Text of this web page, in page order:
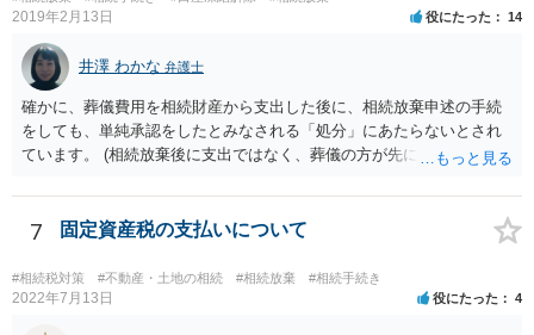
で相続する際は、4800万円が非課税枠となります。 そうすると、母が
亡くなってから相続すると、両親のどちらかが亡くなってから相続す
るより非課税の枠が減少します。 計画的に相続をするのがおすすめと
いうことになります。これ以外にも気をつける点はあるかもしれませ
んので、一度相談して想定するのがおすすめと思います。
2019年2月13日 役にたった 14
井澤 わかな 弁護士
確かに、葬儀費用を相続財産から支出した後に、相続放棄申述の手続
をしても、単純承認をしたとみなされる「処分」にあたらないとされ
ています。 (相続放棄後に支出ではなく、葬儀の方が先に来るのが通常
述の手続ということだと思いますが) ただ、葬儀費用ならいくらでもよ
いということではなく、身分相応の、社会的儀式として当然認められ
る程度の金額に留まると考えた方がよいです。 もし、相続人の皆さん
に葬儀費用を支出する経済力がなく、質素な葬儀を行った費用であれ
ば相続財産から支出しても単純承認と認められない可能性が高いの
7 固定資産税の支払いについて
#相続税対策 #不動産・土地の相続 #相続放棄 #相続手続き
2022年7月13日 役にたった 4